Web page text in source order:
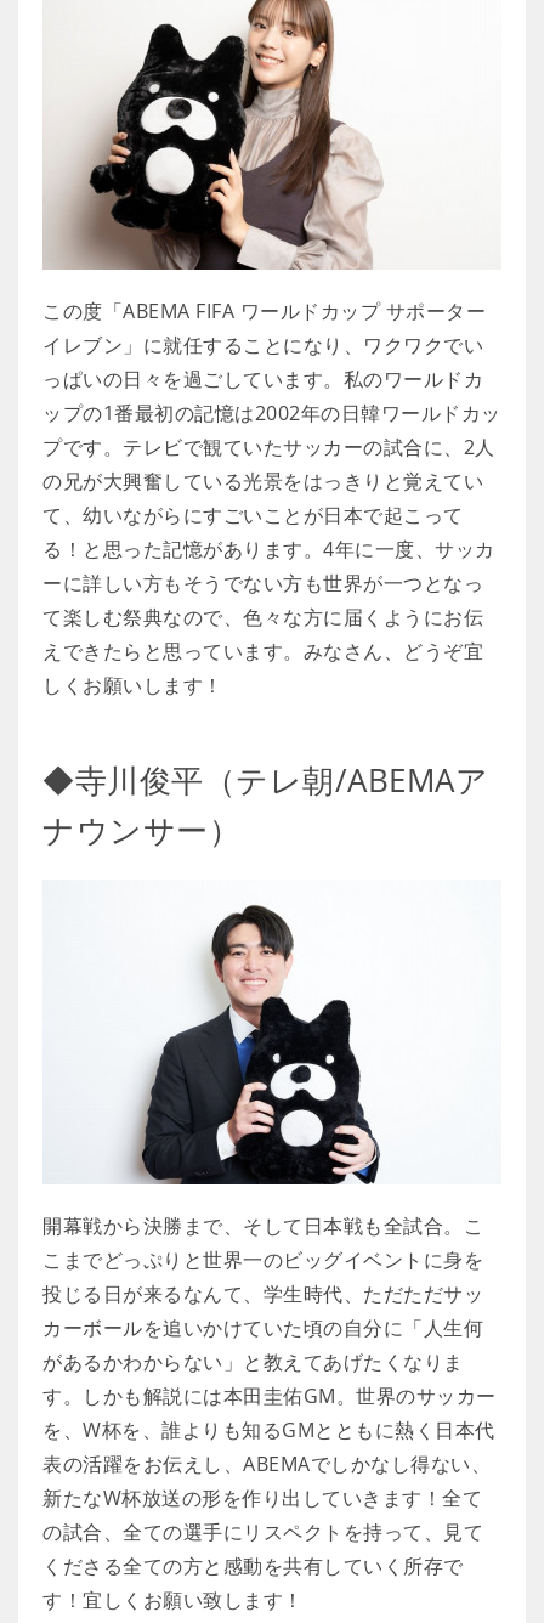
この度「ABEMA FIFA ワールドカップ サポーター
イレブン」に就任することになり、ワクワクでい
っぱいの日々を過ごしています。私のワールドカ
ップの1番最初の記憶は2002年の日韓ワールドカッ
プです。テレビで観ていたサッカーの試合に、2人
の兄が大興奮している光景をはっきりと覚えてい
て、幼いながらにすごいことが日本で起こって
る！と思った記憶があります。4年に一度、サッカ
ーに詳しい方もそうでない方も世界が一つとなっ
て楽しむ祭典なので、色々な方に届くようにお伝
えできたらと思っています。みなさん、どうぞ宜
しくお願いします！
◆寺川俊平（テレ朝/ABEMAア
ナウンサー）
開幕戦から決勝まで、そして日本戦も全試合。こ
こまでどっぷりと世界一のビッグイベントに身を
投じる日が来るなんて、学生時代、ただただサッ
カーボールを追いかけていた頃の自分に「人生何
があるかわからない」と教えてあげたくなりま
す。しかも解説には本田圭佑GM。世界のサッカー
を、W杯を、誰よりも知るGMとともに熱く日本代
表の活躍をお伝えし、ABEMAでしかなし得ない、
新たなW杯放送の形を作り出していきます！全て
の試合、全ての選手にリスペクトを持って、見て
くださる全ての方と感動を共有していく所存で
す！宜しくお願い致します！